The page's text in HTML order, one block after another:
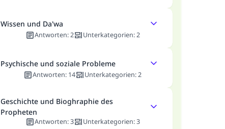
Wissen und Da'wa
Antworten:2 Unterkategorien: 2
Psychische und soziale Probleme
Antworten: 14 Unterkategorien:2
Geschichte und Bioghraphie des
Propheten
Antworten:3 Unterkategorien: 3